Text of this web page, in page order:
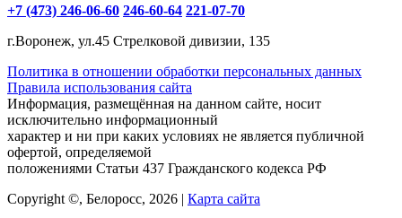
+7 (473) 246-06-60 246-60-64 221-07-70
г.Воронеж, ул.45 Стрелковой дивизии, 135
Политика в отношении обработки персональных данных
Правила использования сайта
Информация, размещённая на данном сайте, носит
исключительно информационный
характер и ни при каких условиях не является публичной
офертой, определяемой
положениями Статьи 437 Гражданского кодекса РФ
Copyright ©, Белоросс, 2026 | Карта сайта